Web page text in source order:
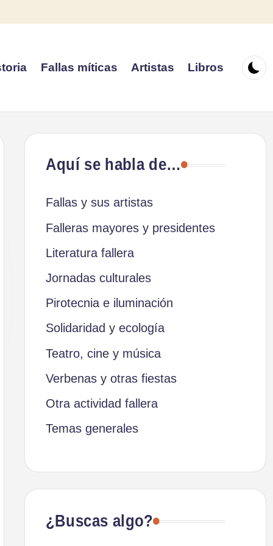
Fallas míticas Artistas Libros
Aquí se habla de…
Fallas y sus artistas
Falleras mayores y presidentes
Literatura fallera
Jornadas culturales
Pirotecnia e iluminación
Solidaridad y ecología
Teatro, cine y música
Verbenas y otras fiestas
Otra actividad fallera
Temas generales
¿Buscas algo?